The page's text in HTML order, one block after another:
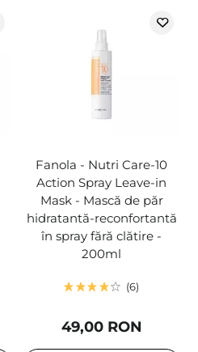
Fanola - Nutri Care-10
Action Spray Leave-in
Mask - Mască de păr
hidratantă-reconfortantă
în spray fără clătire -
200ml
6
49,00 RON